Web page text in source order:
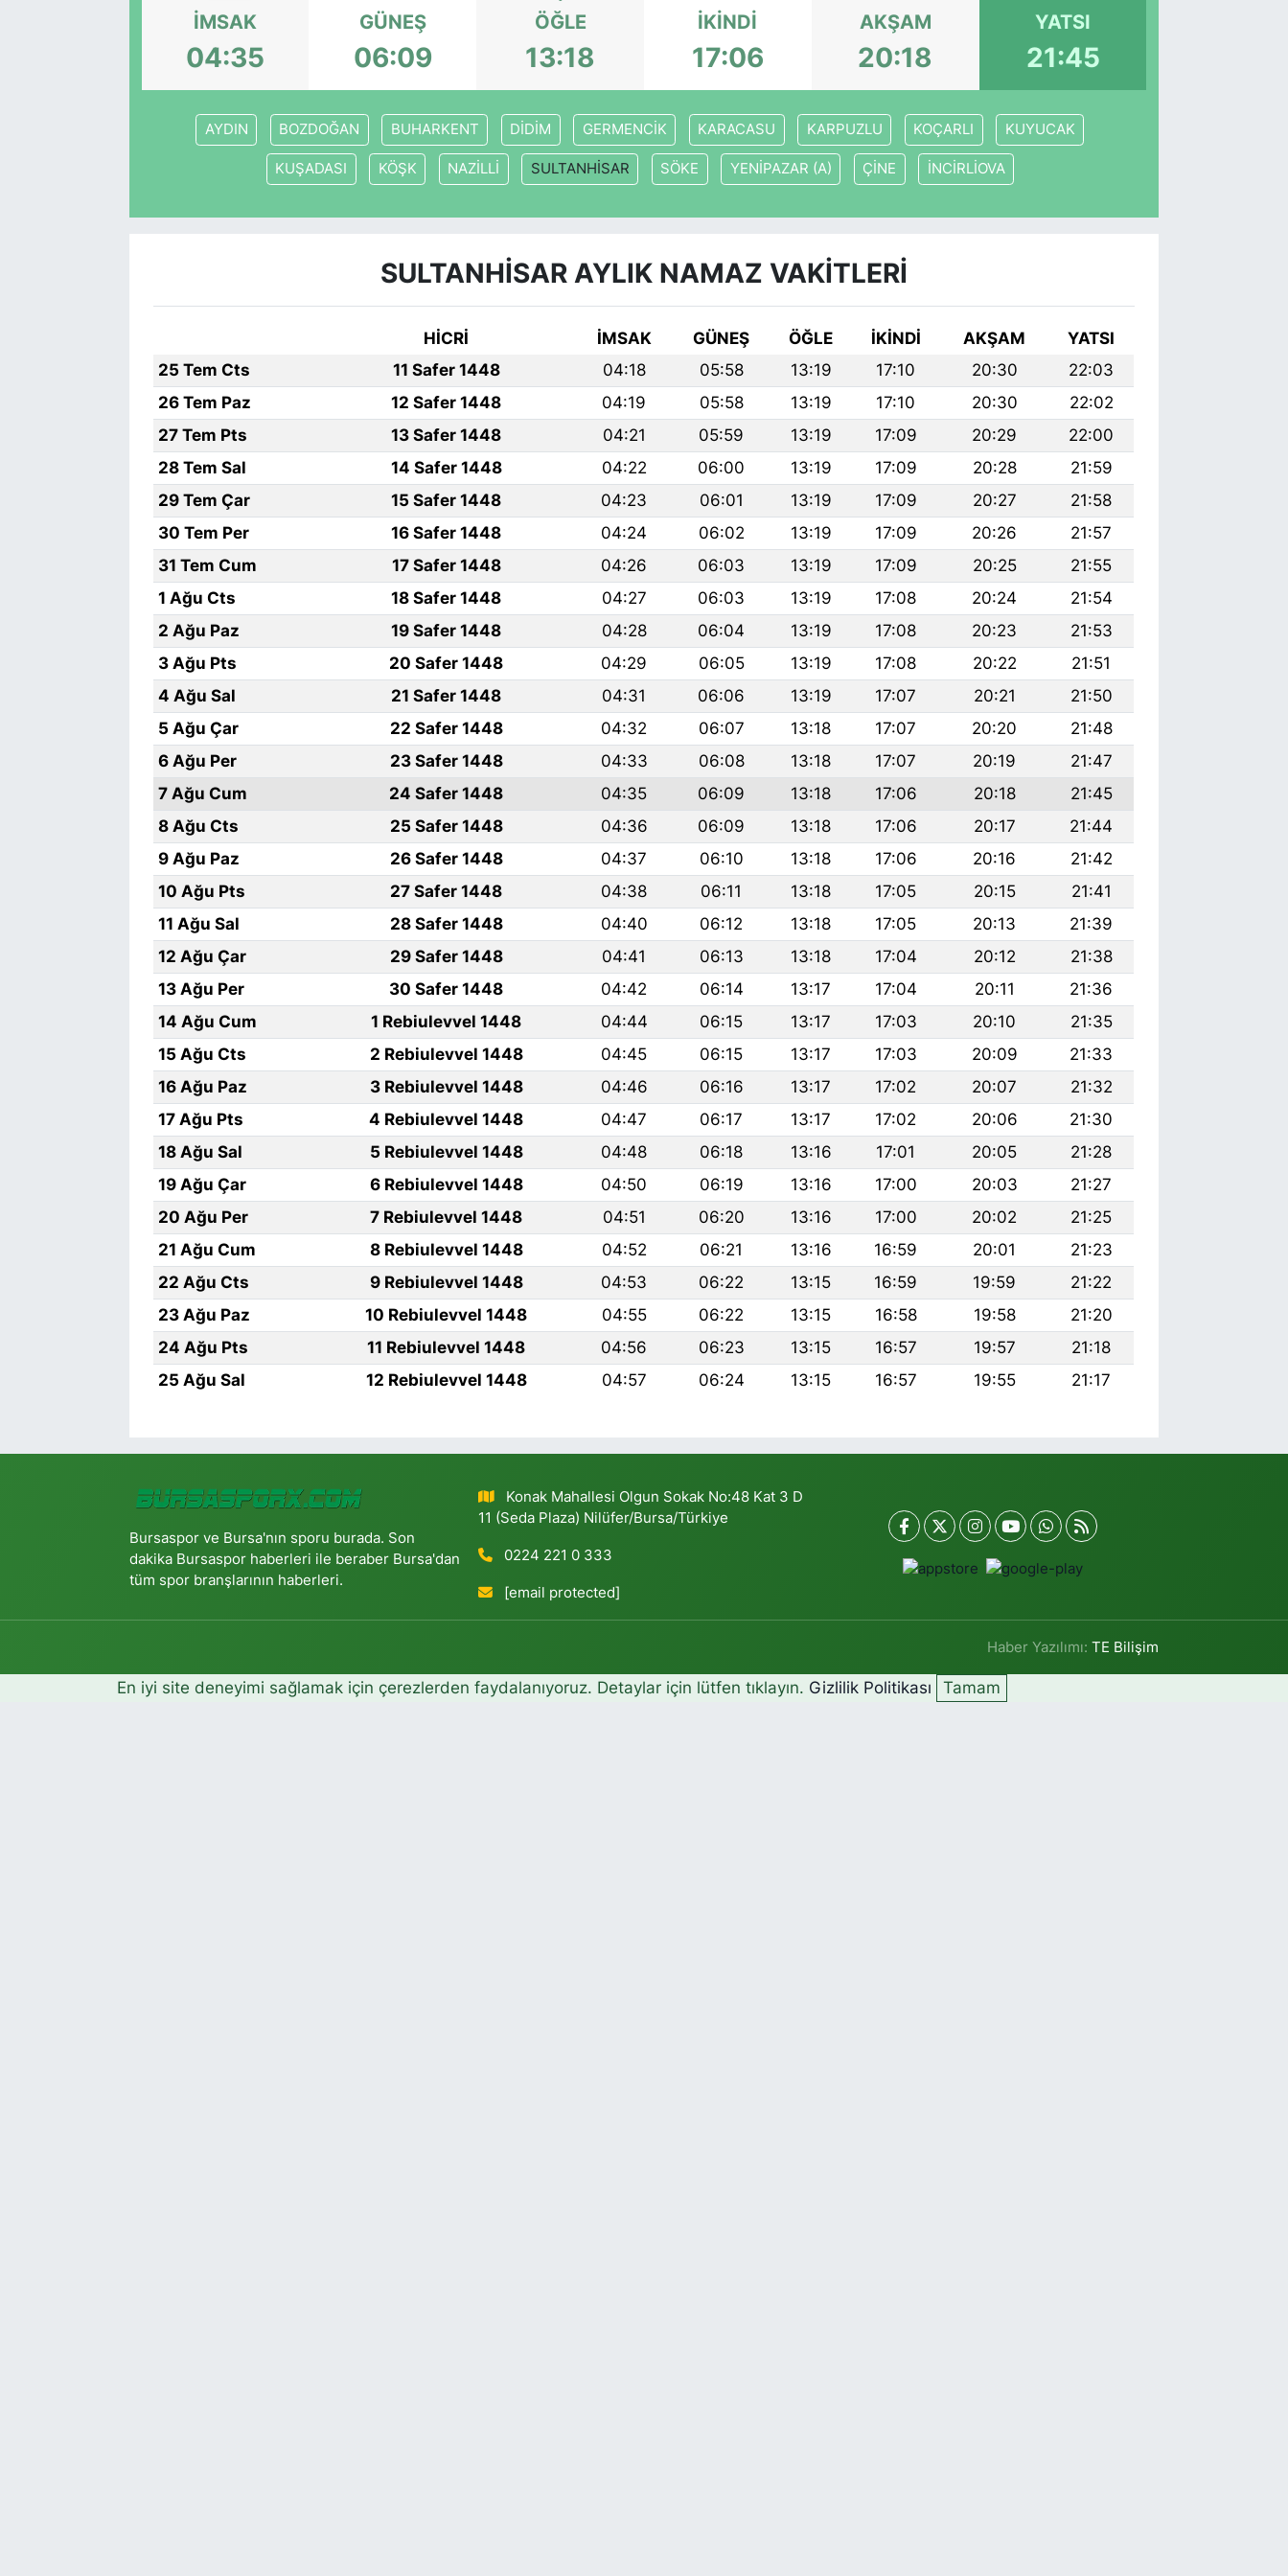
İMSAK
04:35
GÜNEŞ
06:09
ÖĞLE
13:18
İKINDI
17:06
AKŞAM
20:18
YATSI
21:45
AYDIN BOZDOĞAN BUHARKENT DİDİM GERMENCİK KARACASU KARPUZLU KOÇARLI KUYUCAK
KUŞADASI KÖŞK NAZİLLİ SULTANHİSAR SÖKE YENİPAZAR (A) ÇİNE İNCİRLİOVA
SULTANHİSAR AYLIK NAMAZ VAKITLERI
HİCRİ İMSAK GÜNEŞ ÖĞLE İKINDI AKŞAM
YATSI
25 Tem Cts
11 Safer 1448 04:18 05:58 13:19 17:10 20:30
22:03
26 Tem Paz
12 Safer 1448 04:19 05:58 13:19 17:10 20:30
22:02
27 Tem Pts
13 Safer 1448 04:21 05:59 13:19 17:09 20:29
22:00
28 Tem Sal
14 Safer 1448 04:22 06:00 13:19 17:09 20:28
21:59
29 Tem Çar
15 Safer 1448 04:23 06:01 13:19 17:09 20:27
21:58
30 Tem Per
16 Safer 1448 04:24 06:02 13:19 17:09 20:26
21:57
31 Tem Cum
17 Safer 1448 04:26 06:03 13:19 17:09 20:25
21:55
1 Ağu Cts
18 Safer 1448 04:27 06:03 13:19 17:08 20:24
21:54
2 Ağu Paz
19 Safer 1448 04:28 06:04 13:19 17:08 20:23
21:53
3 Ağu Pts
20 Safer 1448 04:29 06:05 13:19 17:08 20:22
21:51
4 Ağu Sal
21 Safer 1448 04:31 06:06 13:19 17:07 20:21
21:50
5 Ağu Çar
22 Safer 1448 04:32 06:07 13:18 17:07 20:20
21:48
6 Ağu Per
23 Safer 1448 04:33 06:08 13:18 17:07 20:19
21:47
7 Ağu Cum
24 Safer 1448 04:35 06:09 13:18 17:06 20:18
21:45
8 Ağu Cts
25 Safer 1448 04:36 06:09 13:18 17:06 20:17
21:44
9 Ağu Paz
26 Safer 1448 04:37 06:10 13:18 17:06 20:16
21:42
10 Ağu Pts
27 Safer 1448 04:38 06:11 13:18 17:05 20:15
21:41
11 Ağu Sal
28 Safer 1448 04:40 06:12 13:18 17:05 20:13
21:39
12 Ağu Çar
29 Safer 1448 04:41 06:13 13:18 17:04 20:12
21:38
13 Ağu Per
30 Safer 1448 04:42 06:14 13:17 17:04 20:11
21:36
14 Ağu Cum
1 Rebiulevvel 1448 04:44 06:15 13:17 17:03 20:10
21:35
15 Ağu Cts
2 Rebiulevvel 1448 04:45 06:15 13:17 17:03 20:09
21:33
16 Ağu Paz
3 Rebiulevvel 1448 04:46 06:16 13:17 17:02 20:07
21:32
17 Ağu Pts
4 Rebiulevvel 1448 04:47 06:17 13:17 17:02 20:06
21:30
18 Ağu Sal
5 Rebiulevvel 1448 04:48 06:18 13:16 17:01 20:05
21:28
19 Ağu Çar
6 Rebiulevvel 1448 04:50 06:19 13:16 17:00 20:03
21:27
20 Ağu Per
7 Rebiulevvel 1448 04:51 06:20 13:16 17:00 20:02
21:25
21 Ağu Cum
8 Rebiulevvel 1448 04:52 06:21 13:16 16:59 20:01
21:23
22 Ağu Cts
9 Rebiulevvel 1448 04:53 06:22 13:15 16:59 19:59
21:22
23 Ağu Paz
10 Rebiulevvel 1448 04:55 06:22 13:15 16:58 19:58
21:20
24 Ağu Pts
11 Rebiulevvel 1448 04:56 06:23 13:15 16:57 19:57
21:18
25 Ağu Sal
12 Rebiulevvel 1448 04:57 06:24 13:15 16:57 19:55 21:17
Bursaspor ve Bursa'nın sporu burada. Son
dakika Bursaspor haberleri ile beraber Bursa'dan
tüm spor branşlarının haberleri.
Konak Mahallesi Olgun Sokak No:48 Kat 3 D
11 (Seda Plaza) Nilüfer/Bursa/Türkiye
0224 221 0 333
[email protected]
Haber Yazılımı:TE Bilişim
En iyi site deneyimi sağlamak için çerezlerden faydalanıyoruz. Detaylar için lütfen tıklayın. Gizlilik Politikası Tamam